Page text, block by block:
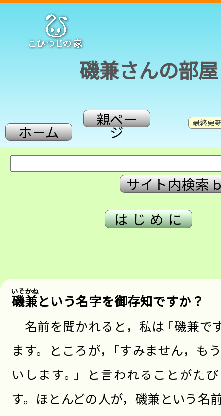
磯兼さんの部屋
ホーム
親ペー
ジ
最終更
はじめに
磯兼という名字を御存知ですか？
名前を聞かれると，私は「 磯兼で
ます。ところが，
「 すみません，も
いします。」
と言われることがた
す。ほとんどの人が，磯兼という名